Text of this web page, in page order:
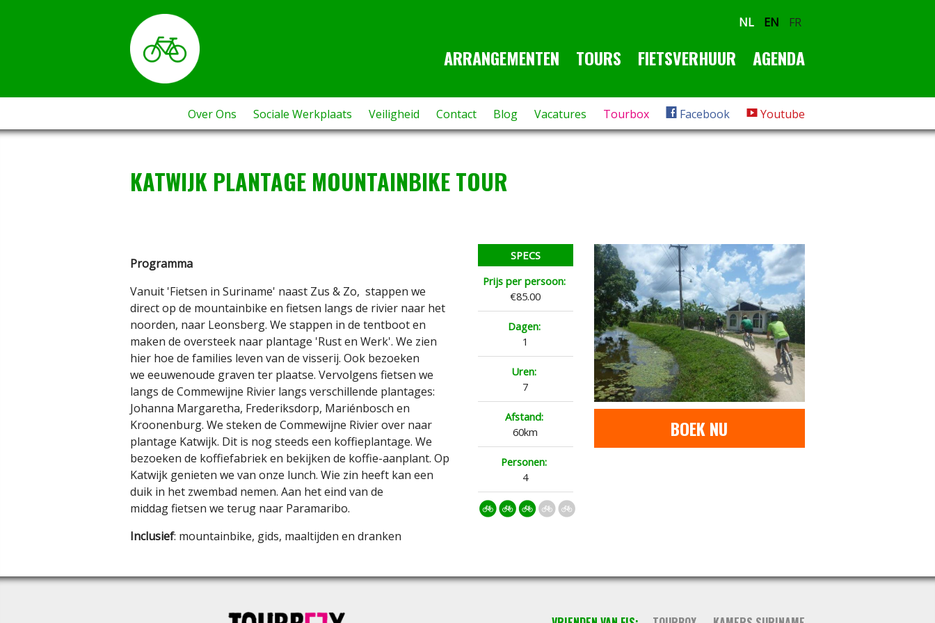
NL EN FR
ARRANGEMENTEN TOURS FIETSVERHUUR AGENDA
Over Ons Sociale Werkplaats Veiligheid Contact Blog Vacatures Tourbox Facebook Youtube
KATWIJK PLANTAGE MOUNTAINBIKE TOUR
BOEK NU
SPECS
Prijs per persoon:
€85.00
Dagen:
1
Uren:
7
Afstand:
60km
Personen:
4
Programma
Vanuit 'Fietsen in Suriname' naast Zus & Zo, stappen we
direct op de mountainbike en fietsen langs de rivier naar het
noorden, naar Leonsberg. We stappen in de tentboot en
maken de oversteek naar plantage 'Rust en Werk'. We zien
hier hoe de families leven van de visserij. Ook bezoeken
we eeuwenoude graven ter plaatse. Vervolgens fietsen we
langs de Commewijne Rivier langs verschillende plantages:
Johanna Margaretha, Frederiksdorp, Mariénbosch en
Kroonenburg. We steken de Commewijne Rivier over naar
plantage Katwijk. Dit is nog steeds een koffieplantage. We
bezoeken de koffiefabriek en bekijken de koffie-aanplant. Op
Katwijk genieten we van onze lunch. Wie zin heeft kan een
duik in het zwembad nemen. Aan het eind van de
middag fietsen we terug naar Paramaribo.
Inclusief: mountainbike, gids, maaltijden en dranken